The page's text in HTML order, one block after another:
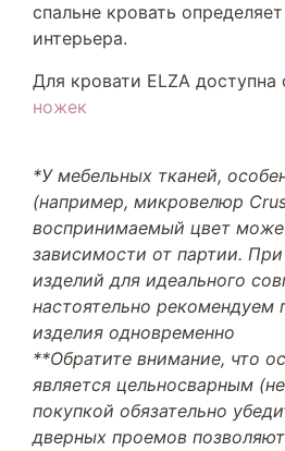
спальне кровать
интерьера.
Для кровати ELZA
ножек
*У мебельных тканей,
(например, микровелюр
воспринимаемый цвет
зависимости от партии. При
изделий для идеального
настоятельно рекомендуем
изделия одновременно
**Обратите внимание, что
является цельносварным
покупкой обязательно
дверных проемов